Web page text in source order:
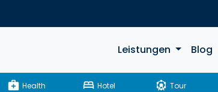
Leistungen Blog
medical_services Health bed Hotel attractions Tour